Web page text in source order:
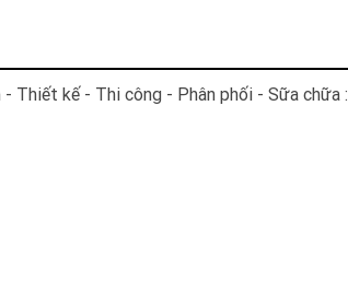
Thiết kế - Thi công - Phân phối - Sữa chữa :